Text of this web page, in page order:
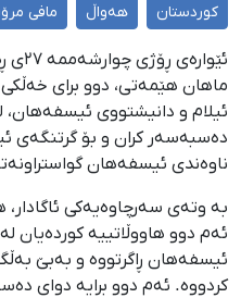
کوردستان هەواڵ مافی
ماهان هێمەتی، دوو برای
ئیلام و دانیشتووی ئیسفەهان،
دەسبەسەر کران و بۆ گرتنگەی
ناوەندی ئیسفەهان
بە وتەی سەرچاوەیەکی ئاگادار،
ئەم دوو هاووڵاتییە کوردەیان
ئیسفەهان ڕاگرتووە و بەبێ
کردووە. ئەم دوو برایە دوای